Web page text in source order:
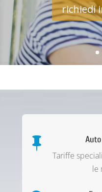
richiedi

Tariffe
le